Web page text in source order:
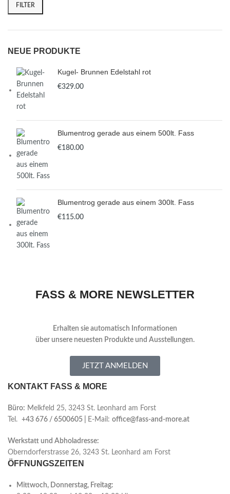
FILTER
NEUE PRODUKTE
Kugel- Brunnen Edelstahl rot
€329.00
Blumentrog gerade aus einem 500lt. Fass
€180.00
Blumentrog gerade aus einem 300lt. Fass
€115.00
FASS & MORE NEWSLETTER
Erhalten sie automatisch Informationen
über unsere neuesten Produkte und Ausstellungen.
JETZT ANMELDEN
KONTAKT FASS & MORE
Büro: Melkfeld 25, 3243 St. Leonhard am Forst
Tel. +43 676 / 6500605 | E-Mail: office@fass-and-more.at
Werkstatt und Abholadresse:
Oberndorferstrasse 26, 3243 St. Leonhard am Forst
ÖFFNUNGSZEITEN
Mittwoch, Donnerstag, Freitag: